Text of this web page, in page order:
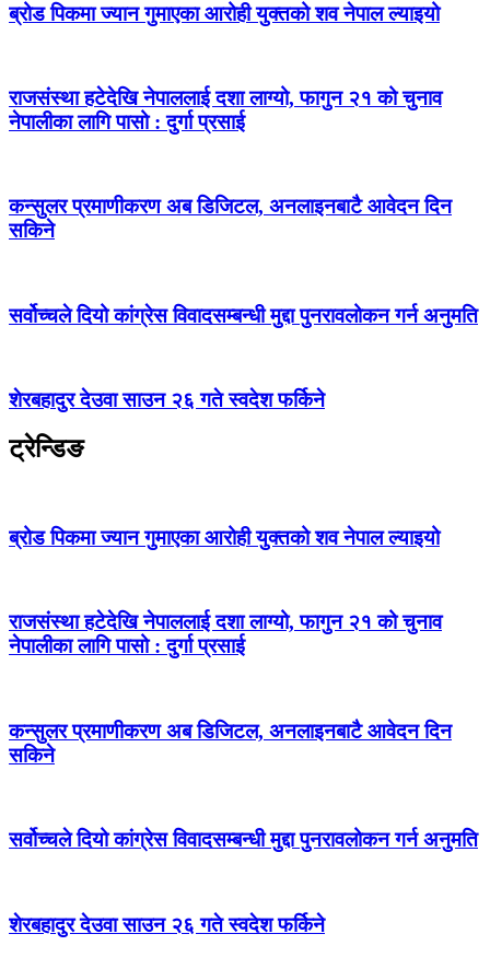
ब्रोड पिकमा ज्यान गुमाएका आरोही युक्तको शव नेपाल ल्याइयो
राजसंस्था हटेदेखि नेपाललाई दशा लाग्यो, फागुन २१ को चुनाव
नेपालीका लागि पासो : दुर्गा प्रसाई
कन्सुलर प्रमाणीकरण अब डिजिटल, अनलाइनबाटै आवेदन दिन
सकिने
सर्वोच्चले दियो कांग्रेस विवादसम्बन्धी मुद्दा पुनरावलोकन गर्न अनुमति
शेरबहादुर देउवा साउन २६ गते स्वदेश फर्किने
ट्रेन्डिङ
ब्रोड पिकमा ज्यान गुमाएका आरोही युक्तको शव नेपाल ल्याइयो
राजसंस्था हटेदेखि नेपाललाई दशा लाग्यो, फागुन २१ को चुनाव
नेपालीका लागि पासो : दुर्गा प्रसाई
कन्सुलर प्रमाणीकरण अब डिजिटल, अनलाइनबाटै आवेदन दिन
सकिने
सर्वोच्चले दियो कांग्रेस विवादसम्बन्धी मुद्दा पुनरावलोकन गर्न अनुमति
शेरबहादुर देउवा साउन २६ गते स्वदेश फर्किने